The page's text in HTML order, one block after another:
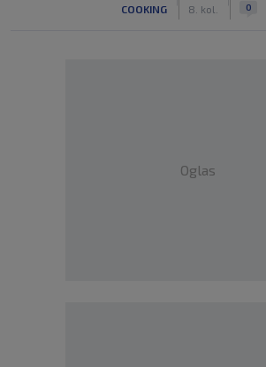
COOKING 8. kol. 0
Oglas